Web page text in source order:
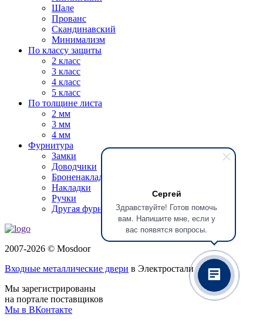
Сергей
Здравствуйте! Готов помочь
вам. Напишите мне, если у
вас появятся вопросы.
Шале
Прованс
Скандинавский
Минимализм
По классу защиты
2 класс
3 класс
4 класс
5 класс
По толщине листа
2 мм
3 мм
4 мм
Фурнитура
Замки
Доводчики
Броненакладки
Накладки
Ручки
Другая фурнитура
2007-2026 © Mosdoor
Входные металлические двери в Электростали
Мы зарегистрированы
на портале поставщиков
Мы в ВКонтакте